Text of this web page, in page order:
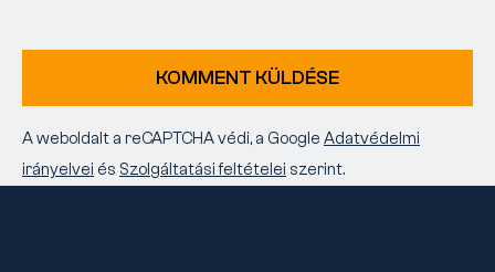
KOMMENT KÜLDÉSE
A weboldalt a reCAPTCHA védi, a Google Adatvédelmi
irányelvei és Szolgáltatási feltételei szerint.